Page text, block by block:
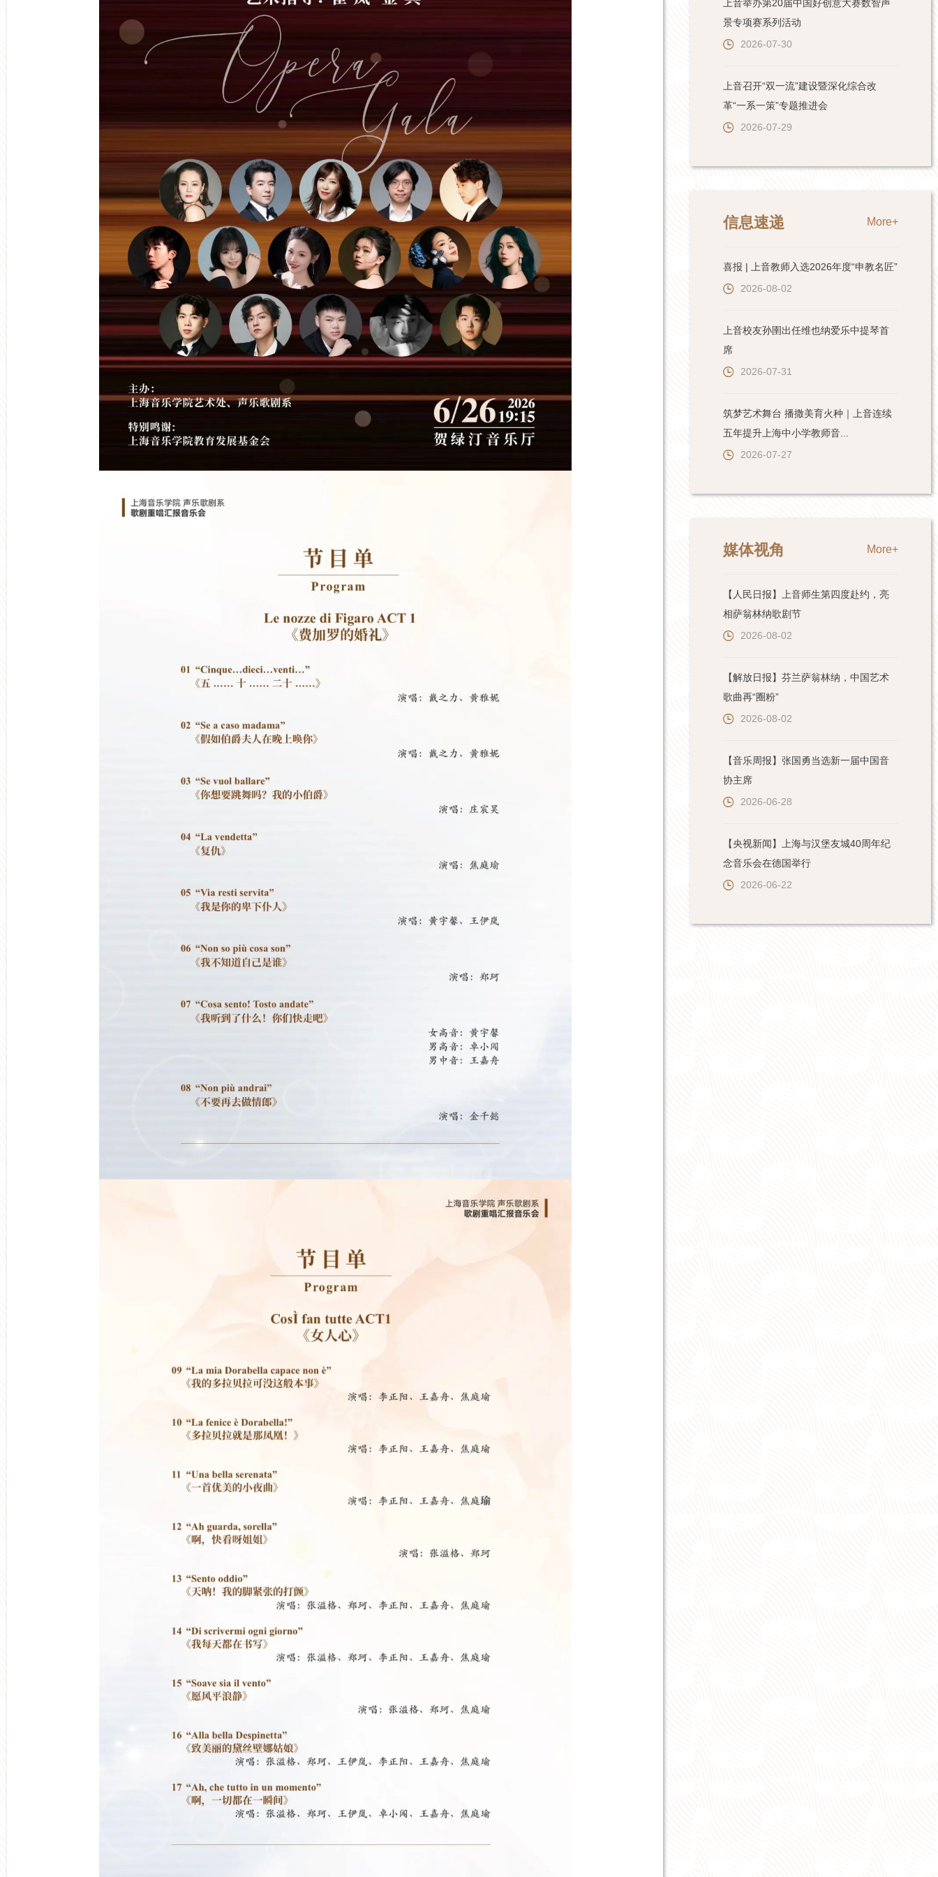
上音举办第20届中国好创意大赛数智声
景专项赛系列活动
2026-07-30
上音召开“双一流”建设暨深化综合改
革“一系一策”专题推进会
2026-07-29
信息速递 More+
喜报 | 上音教师入选2026年度“申教名匠”
2026-08-02
上音校友孙圉出任维也纳爱乐中提琴首
席
2026-07-31
筑梦艺术舞台 播撒美育火种｜上音连续
五年提升上海中小学教师音...
2026-07-27
媒体视角 More+
【人民日报】上音师生第四度赴约，亮
相萨翁林纳歌剧节
2026-08-02
【解放日报】芬兰萨翁林纳，中国艺术
歌曲再“圈粉”
2026-08-02
【音乐周报】张国勇当选新一届中国音
协主席
2026-06-28
【央视新闻】上海与汉堡友城40周年纪
念音乐会在德国举行
2026-06-22